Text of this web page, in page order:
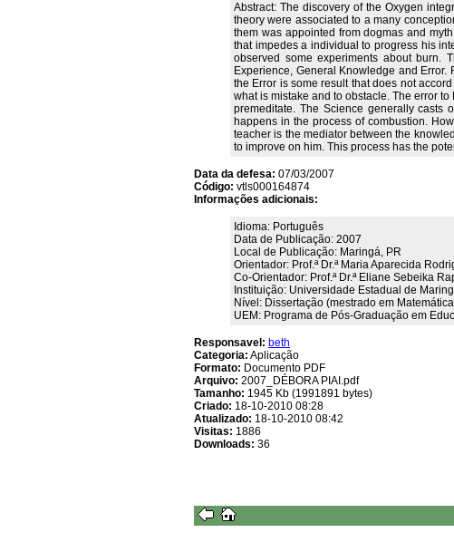
Abstract: The discovery of the Oxygen
theory were associated to a many
them was appointed from dogmas and
that impedes a individual to progress his
observed some experiments about burn.
Experience, General Knowledge and
the Error is some result that does not
what is mistake and to obstacle. The error
premeditate. The Science generally casts
happens in the process of combustion.
teacher is the mediator between the
to improve on him. This process has the
Data da defesa: 07/03/2007
Código: vtls000164874
Informações adicionais:
Idioma: Português
Data de Publicação: 2007
Local de Publicação: Maringá, PR
Orientador: Prof.ª Dr.ª Maria Aparecida
Co-Orientador: Prof.ª Dr.ª Eliane Sebeika
Instituição: Universidade Estadual de
Nível: Dissertação (mestrado em
UEM: Programa de Pós-Graduação em
Responsavel: beth
Categoria: Aplicação
Formato: Documento PDF
Arquivo: 2007_DÉBORA PIAI.pdf
Tamanho: 1945 Kb (1991891 bytes)
Criado: 18-10-2010 08:28
Atualizado: 18-10-2010 08:42
Visitas: 1886
Downloads: 36